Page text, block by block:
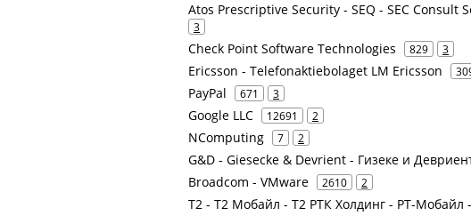
Atos Prescriptive Security - SEQ - SEC
3
Check Point Software Technologies 829 3
Ericsson - Telefonaktiebolaget LM Ericsson
PayPal 671 3
Google LLC 12691 2
NComputing 7 2
G&D - Giesecke & Devrient - Гизеке и
Broadcom - VMware 2610 2
Т2 - Т2 Мобайл - Т2 РТК Холдинг - РТ-Мобайл